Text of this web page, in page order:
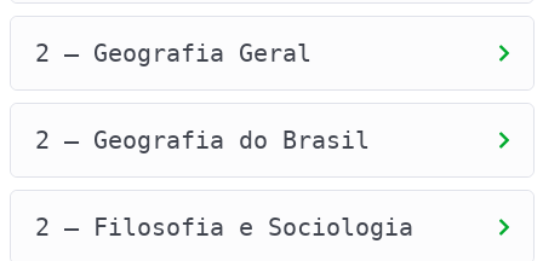
2 – Geografia Geral
2 – Geografia do Brasil
2 – Filosofia e Sociologia